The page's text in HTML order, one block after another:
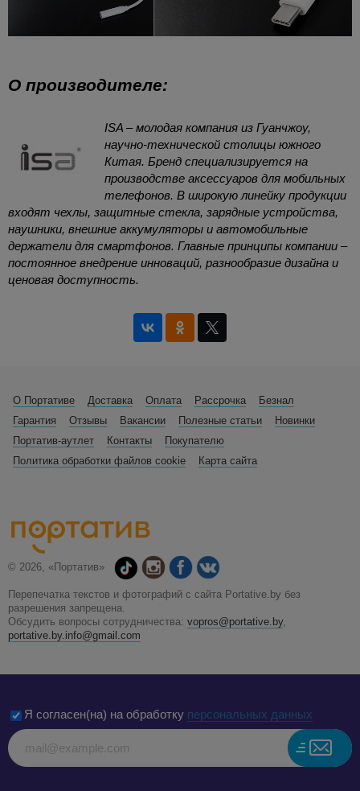
О производителе:
ISA – молодая компания из Гуанчжоу,
научно-технической столицы южного
Китая. Бренд специализируется на
производстве аксессуаров для мобильных
телефонов. В широкую линейку продукции
входят чехлы, защитные стекла, зарядные устройства,
наушники, внешние аккумуляторы и автомобильные
держатели для смартфонов. Главные принципы компании –
постоянное внедрение инноваций, разнообразие дизайна и
ценовая доступность.
О Портативе Доставка Оплата Рассрочка
Безнал
Гарантия
Отзывы Вакансии Полезные статьи
Новинки
Портатив-аутлет
Контакты
Покупателю
Политика обработки файлов cookie
Карта сайта
© 2026, «Портатив»
Перепечатка текстов и фотографий с сайта Portative.by без
разрешения запрещена.
Обсудить вопросы сотрудничества: vopros@portative.by,
portative.by.info@gmail.com
Я согласен(на) на обработку персональных данных